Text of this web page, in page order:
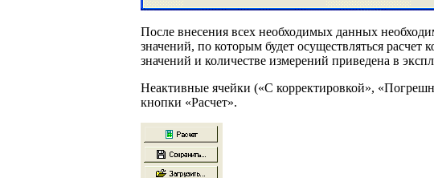
После внесения всех необходимых данных
значений, по которым будет осуществляться
значений и количестве измерений приведена в
Неактивные ячейки («С корректировкой»,
кнопки «Расчет».